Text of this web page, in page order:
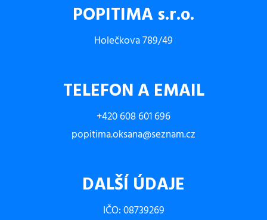
POPITIMA s.r.o.
Holečkova 789/49
TELEFON A EMAIL
+420 608 601 696
popitima.oksana@seznam.cz
DALŠÍ ÚDAJE
IČO: 08739269